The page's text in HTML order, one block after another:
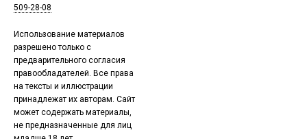
509-28-08
Использование материалов
разрешено только с
предварительного согласия
правообладателей. Все права
на тексты и иллюстрации
принадлежат их авторам. Сайт
может содержать материалы,
не предназначенные для лиц